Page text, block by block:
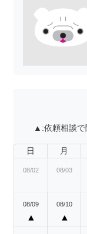
▲:依頼相談
日 月
08/02 08/03
08/09
▲
08/10
▲